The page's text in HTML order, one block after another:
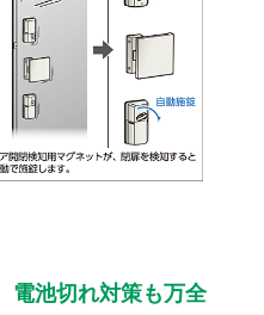
電池切れ対策も万全